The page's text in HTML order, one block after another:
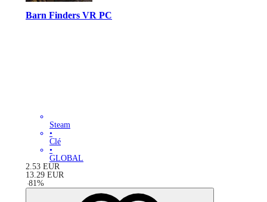
Barn Finders VR PC
Steam
•
Clé
•
GLOBAL
2.53 EUR
13.29 EUR
-81 %